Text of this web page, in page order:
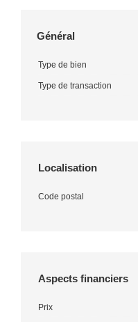
Général
Type de bien
Type de transaction
Localisation
Code postal
Aspects financiers
Prix